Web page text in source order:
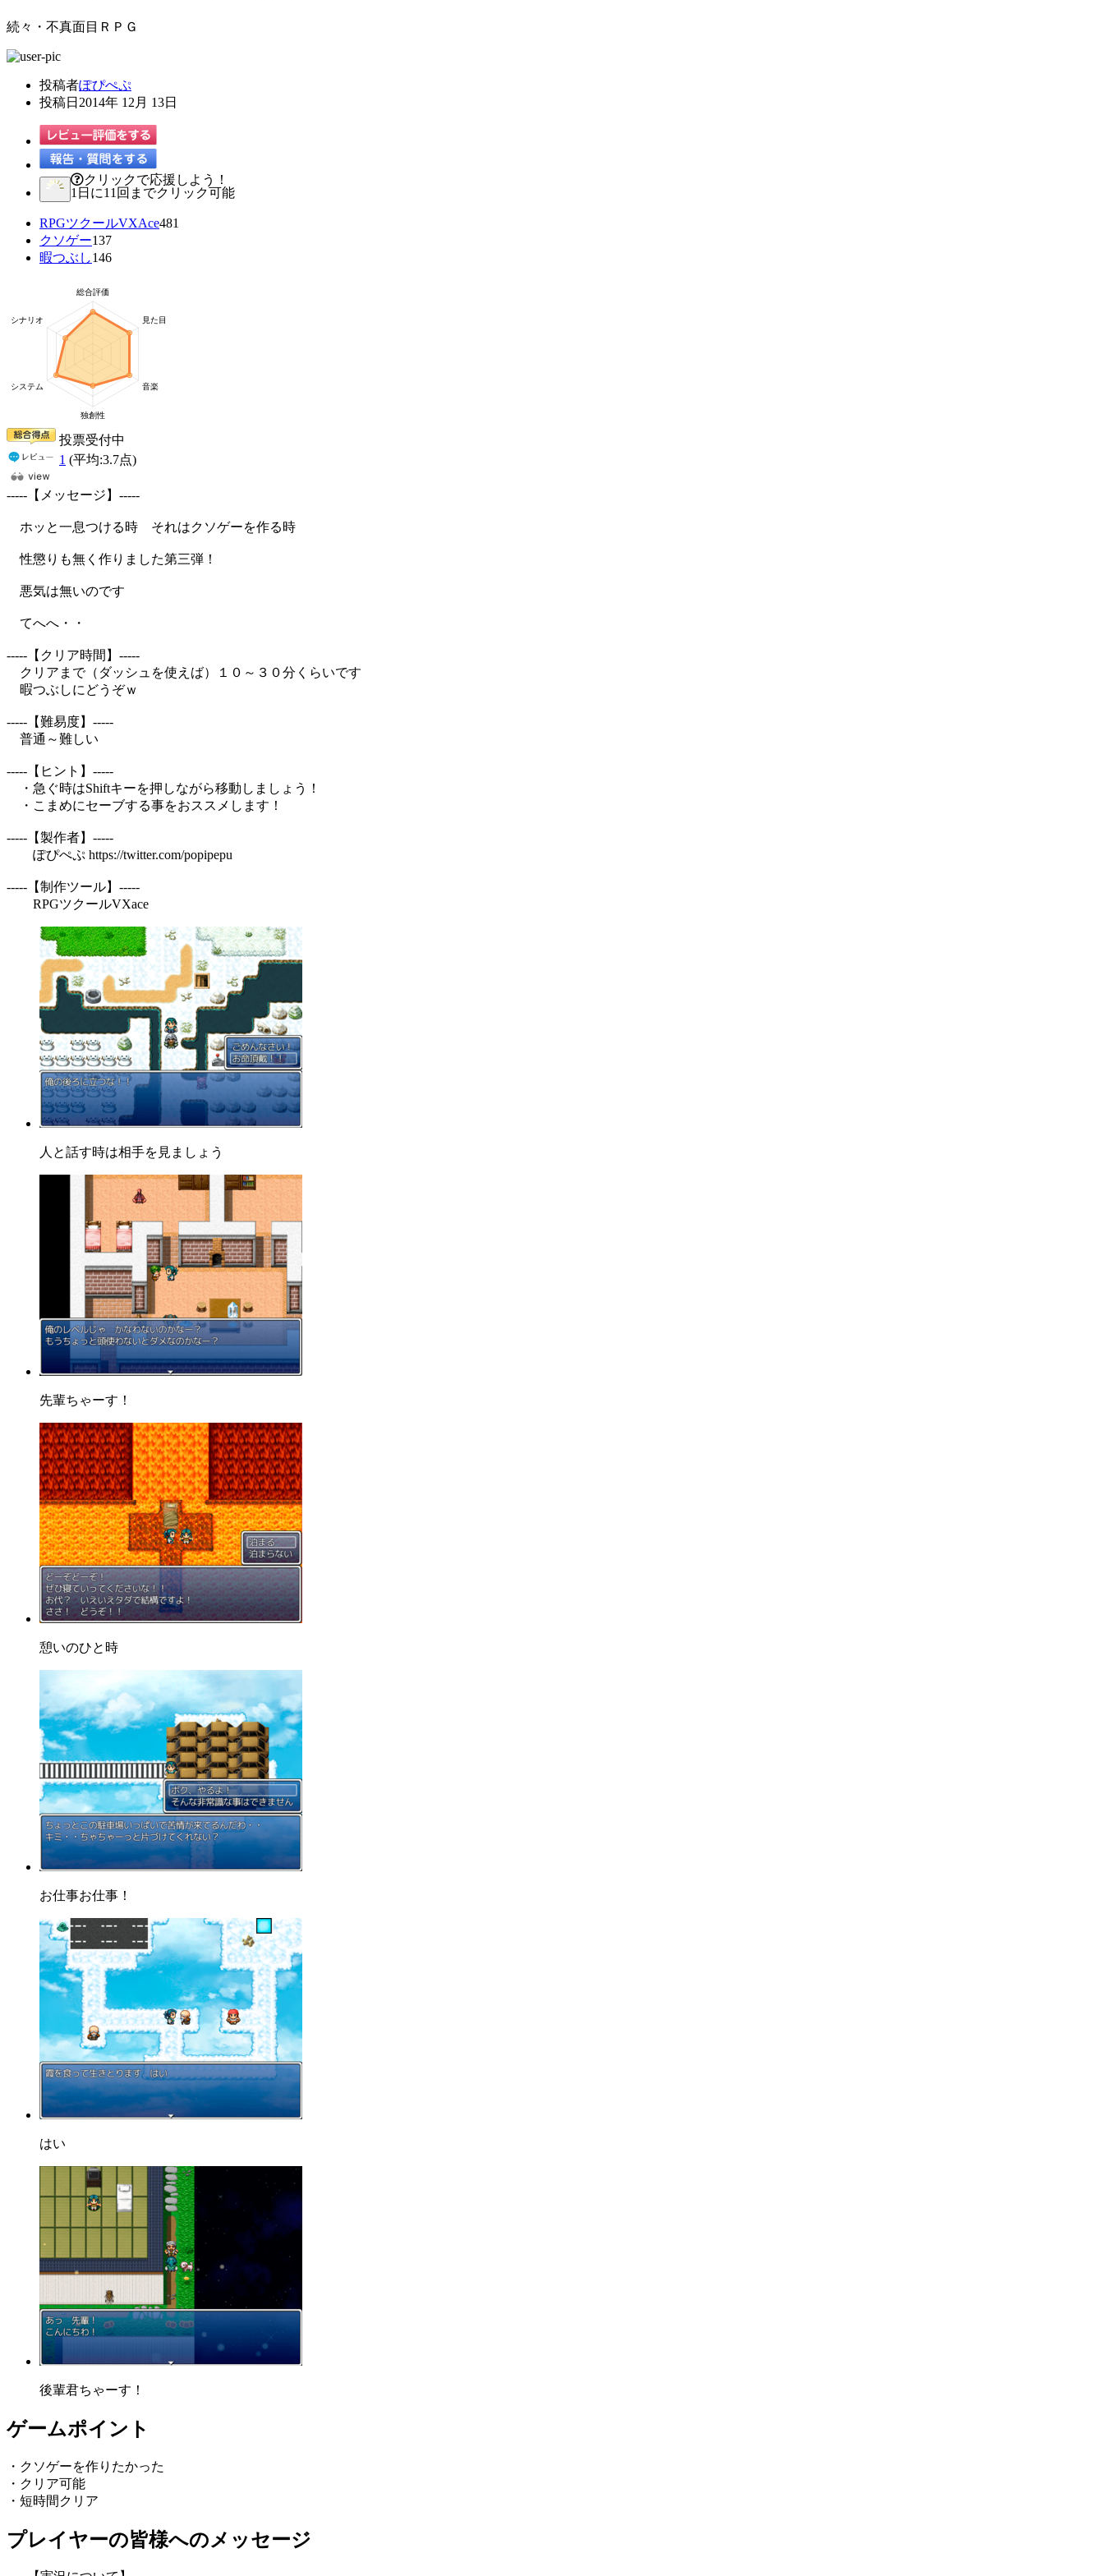
続々・不真面目ＲＰＧ
投稿者ぽぴぺぷ
投稿日 2014年 12月 13日
クリックで応援しよう！
1日に11回までクリック可能
RPGツクールVXAce481
クソゲー137
暇つぶし146
投票受付中
1 (平均:3.7点)
-----【メッセージ】-----
ホッと一息つける時 それはクソゲーを作る時
性懲りも無く作りました第三弾！
悪気は無いのです
てへへ・・
-----【クリア時間】-----
クリアまで（ダッシュを使えば）１０～３０分くらいです
暇つぶしにどうぞｗ
-----【難易度】-----
普通～難しい
-----【ヒント】-----
・急ぐ時はShiftキーを押しながら移動しましょう！
・こまめにセーブする事をおススメします！
-----【製作者】-----
ぽぴぺぷ https://twitter.com/popipepu
-----【制作ツール】-----
RPGツクールVXace
人と話す時は相手を見ましょう
先輩ちゃーす！
憩いのひと時
お仕事お仕事！
はい
後輩君ちゃーす！
ゲームポイント
・クソゲーを作りたかった
・クリア可能
・短時間クリア
プレイヤーの皆様へのメッセージ